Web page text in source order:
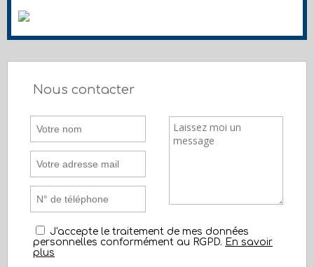
Nous contacter
J'accepte le traitement de mes données
personnelles conformément au RGPD. En savoir
plus